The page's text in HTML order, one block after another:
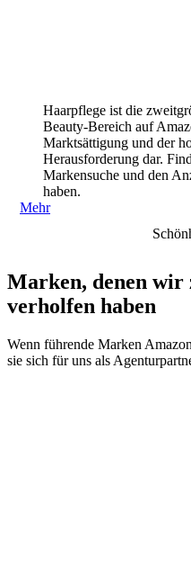
Haarpflege ist die
Beauty-Bereich auf
Marktsättigung und der
Herausforderung dar.
Markensuche und den
haben.
Mehr
Marken, denen wir
verholfen haben
Wenn führende Marken
sie sich für uns als